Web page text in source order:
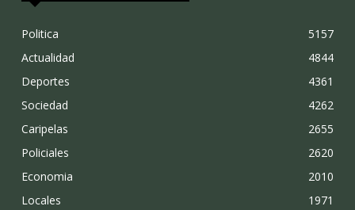
Politica
5157
Actualidad
4844
Deportes
4361
Sociedad
4262
Caripelas
2655
Policiales
2620
Economia
2010
Locales
1971